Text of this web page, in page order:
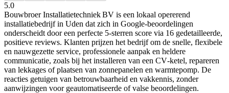
5.0
Bouwbroer Installatietechniek BV is een lokaal opererend
installatiebedrijf in Uden dat zich in Google-beoordelingen
onderscheidt door een perfecte 5‑sterren score via 16 gedetailleerde,
positieve reviews. Klanten prijzen het bedrijf om de snelle, flexibele
en nauwgezette service, professionele aanpak en heldere
communicatie, zoals bij het installeren van een CV‑ketel, repareren
van lekkages of plaatsen van zonnepanelen en warmtepomp. De
reacties getuigen van betrouwbaarheid en vakkennis, zonder
aanwijzingen voor geautomatiseerde of valse beoordelingen.